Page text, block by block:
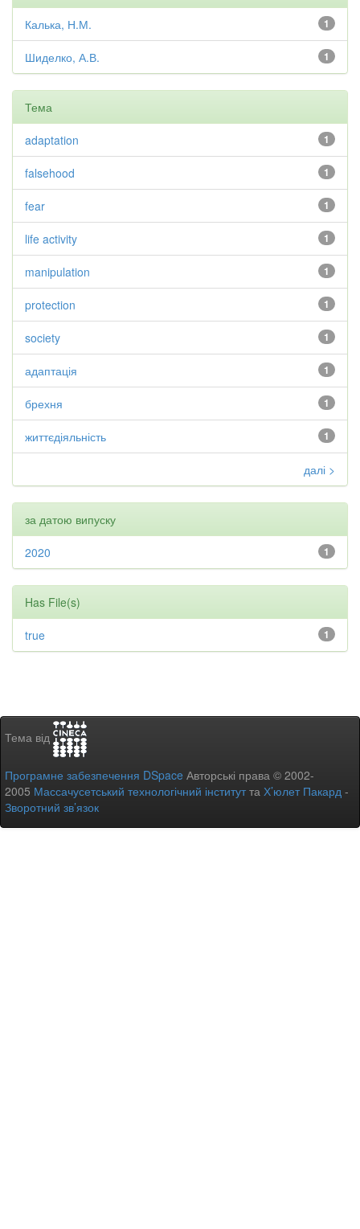
1
Калька, Н.М.
1
Шиделко, А.В.
Тема
1
adaptation
1
falsehood
1
fear
1
life activity
1
manipulation
1
protection
1
society
1
адаптація
1
брехня
1
життєдіяльність
далі >
за датою випуску
1
2020
Has File(s)
1
true
Тема від
Програмне забезпечення DSpace Авторські права © 2002-
2005 Массачусетський технологічний інститутта Х’юлет Пакард -
Зворотний зв’язок